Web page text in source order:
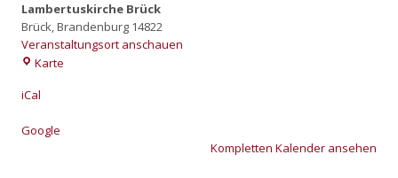
Lambertuskirche Brück
Brück,Brandenburg 14822
Veranstaltungsort anschauen
Karte
iCal
Goog­le
Kom­plet­ten Kalen­der anse­hen